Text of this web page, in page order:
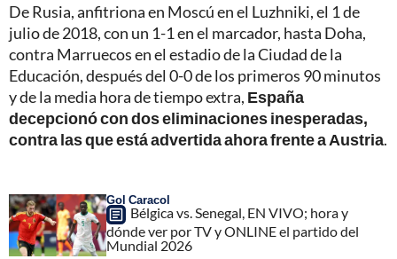
De Rusia, anfitriona en Moscú en el Luzhniki, el 1 de
julio de 2018, con un 1-1 en el marcador, hasta Doha,
contra Marruecos en el estadio de la Ciudad de la
Educación, después del 0-0 de los primeros 90 minutos
y de la media hora de tiempo extra, España
decepcionó con dos eliminaciones inesperadas,
contra las que está advertida ahora frente a Austria.
Gol Caracol
Bélgica vs. Senegal, EN VIVO; hora y
dónde ver por TV y ONLINE el partido del
Mundial 2026